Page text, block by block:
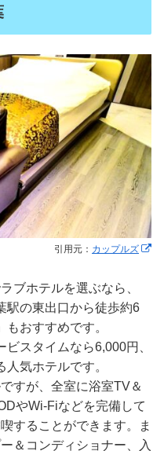
引用元： カップルズ
ブホテルを選ぶなら、
駅の東出口から徒歩約6
おすすめです。
スタイムなら6,000円、
気ホテルです。
すが、全室に浴室TV＆
やWi-Fiなどを完備して
することができます。ま
＆コンディショナー、入